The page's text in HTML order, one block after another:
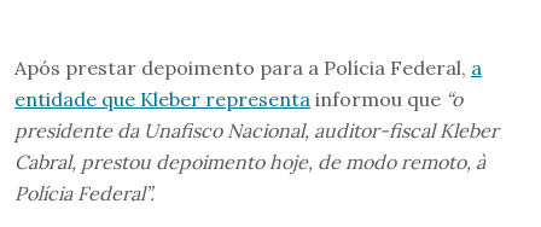
Após prestar depoimento para a Polícia Federal, a
entidade que Kleber representa informou que “o
presidente da Unafisco Nacional, auditor-fiscal Kleber
Cabral, prestou depoimento hoje, de modo remoto, à
Polícia Federal”.